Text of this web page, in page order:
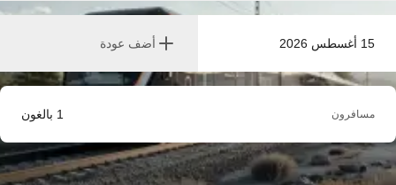
15 أغسطس 2026 أضف عودة
مسافرون 1 بالغون